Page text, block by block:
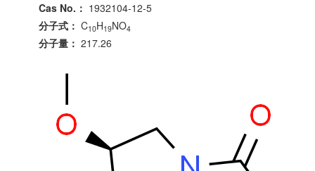
Cas No.： 1932104-12-5
分子式： C10H19NO4
分子量： 217.26